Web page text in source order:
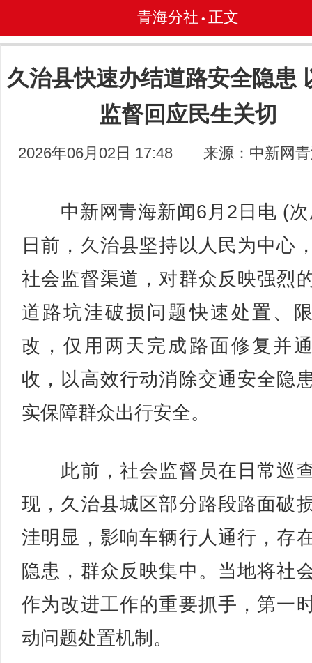
青海分社 • 正文
久治县快速办结道路安全隐患
监督回应民生关切
2026年06月02日 17:48 来源：中新网
中新网青海新闻6月2日电 (次
日前，久治县坚持以人民为中心
社会监督渠道，对群众反映强烈
道路坑洼破损问题快速处置、
改，仅用两天完成路面修复并
收，以高效行动消除交通安全隐
实保障群众出行安全。
此前，社会监督员在日常巡
现，久治县城区部分路段路面破
洼明显，影响车辆行人通行，存
隐患，群众反映集中。当地将社
作为改进工作的重要抓手，第一
动问题处置机制。